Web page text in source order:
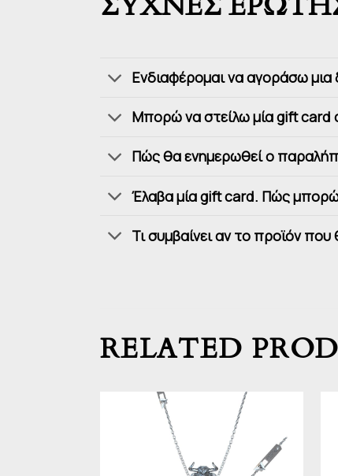
Ενδιαφέρομαι να αγοράσω
Μπορώ να στείλω μία gift card
Πώς θα ενημερωθεί ο
Έλαβα μία gift card. Πώς
Τι συμβαίνει αν το προϊόν
RELATED